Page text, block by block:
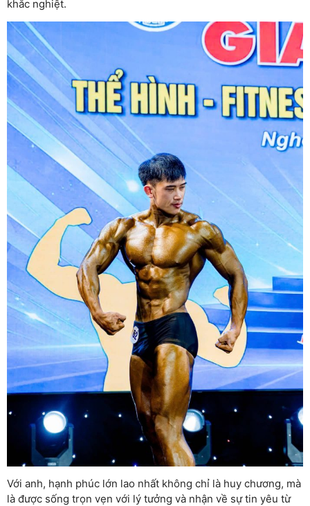
khắc nghiệt.
Với anh, hạnh phúc lớn lao nhất không chỉ là huy chương, mà
là được sống trọn vẹn với lý tưởng và nhận về sự tin yêu từ